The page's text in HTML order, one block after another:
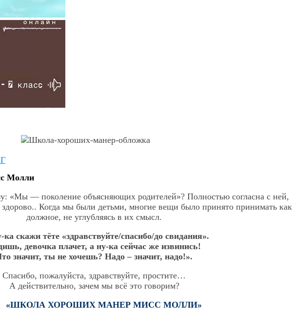
Молли
«Мы — поколение объясняющих родителей»? Полностью согласна с ней,
здорово.. Когда мы были детьми, многие вещи было принято принимать как
должное, не углубляясь в их смысл.
ка скажи тёте «здравствуйте/спасибо/до свидания».
девочка плачет, а ну-ка сейчас же извинись!
значит, ты не хочешь? Надо – значит, надо!».
Спасибо, пожалуйста, здравствуйте, простите…
А действительно, зачем мы всё это говорим?
«ШКОЛА ХОРОШИХ МАНЕР МИСС МОЛЛИ»